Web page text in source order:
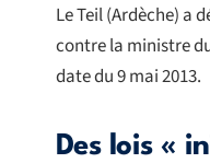
Le Teil (Ardèche) a
contre la ministre
date du 9 mai 2013.
Des lois «